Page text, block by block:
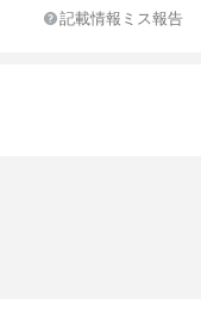
記載情報ミス報告